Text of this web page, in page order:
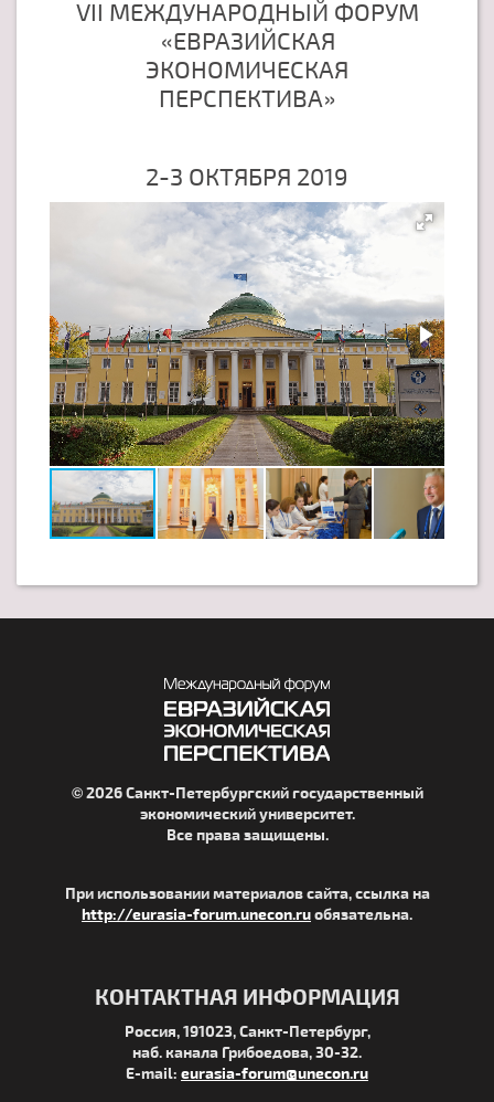
VII МЕЖДУНАРОДНЫЙ ФОРУМ
«ЕВРАЗИЙСКАЯ
ЭКОНОМИЧЕСКАЯ
ПЕРСПЕКТИВА»
2-3 ОКТЯБРЯ 2019
© 2026 Санкт-Петербургский государственный
экономический университет.
Все права защищены.
При использовании материалов сайта, ссылка на
http://eurasia-forum.unecon.ruобязательна.
КОНТАКТНАЯ ИНФОРМАЦИЯ
Россия, 191023, Санкт-Петербург,
наб. канала Грибоедова, 30-32.
E-mail: eurasia-forum@unecon.ru